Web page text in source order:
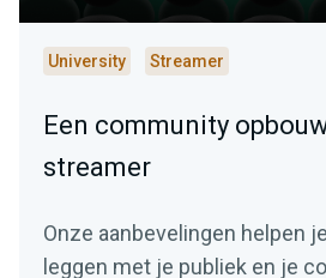
University Streamer
Een community
streamer
Onze aanbevelingen helpen
leggen met je publiek en je